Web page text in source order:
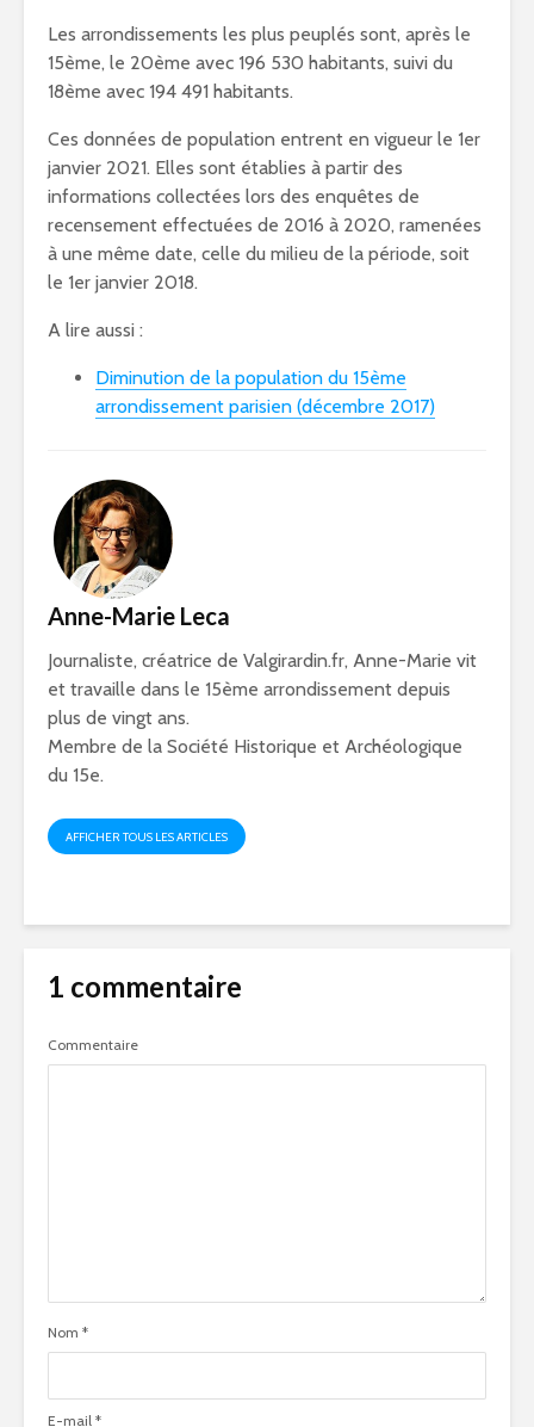
Les arrondissements les plus peuplés sont, après le
15ème, le 20ème avec 196 530 habitants, suivi du
18ème avec 194 491 habitants.
Ces données de population entrent en vigueur le 1er
janvier 2021. Elles sont établies à partir des
informations collectées lors des enquêtes de
recensement effectuées de 2016 à 2020, ramenées
à une même date, celle du milieu de la période, soit
le 1er janvier 2018.
A lire aussi :
Diminution de la population du 15ème
arrondissement parisien (décembre 2017)
Anne-Marie Leca
Journaliste, créatrice de Valgirardin.fr, Anne-Marie vit
et travaille dans le 15ème arrondissement depuis
plus de vingt ans.
Membre de la Société Historique et Archéologique
du 15e.
AFFICHER TOUS LES ARTICLES
1 commentaire
Commentaire
Nom *
E-mail *